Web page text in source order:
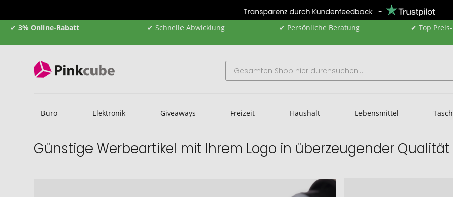
✔ 3% Online-Rabatt ✔ Schnelle Abwicklung ✔ Persönliche Beratung ✔ Top
Büro Elektronik Giveaways Freizeit Haushalt Lebensmittel
Günstige Werbeartikel mit Ihrem Logo in überzeugender Qualität